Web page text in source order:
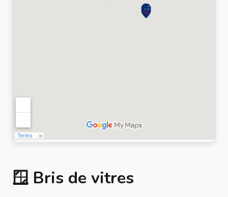
🪟 Bris de vitres